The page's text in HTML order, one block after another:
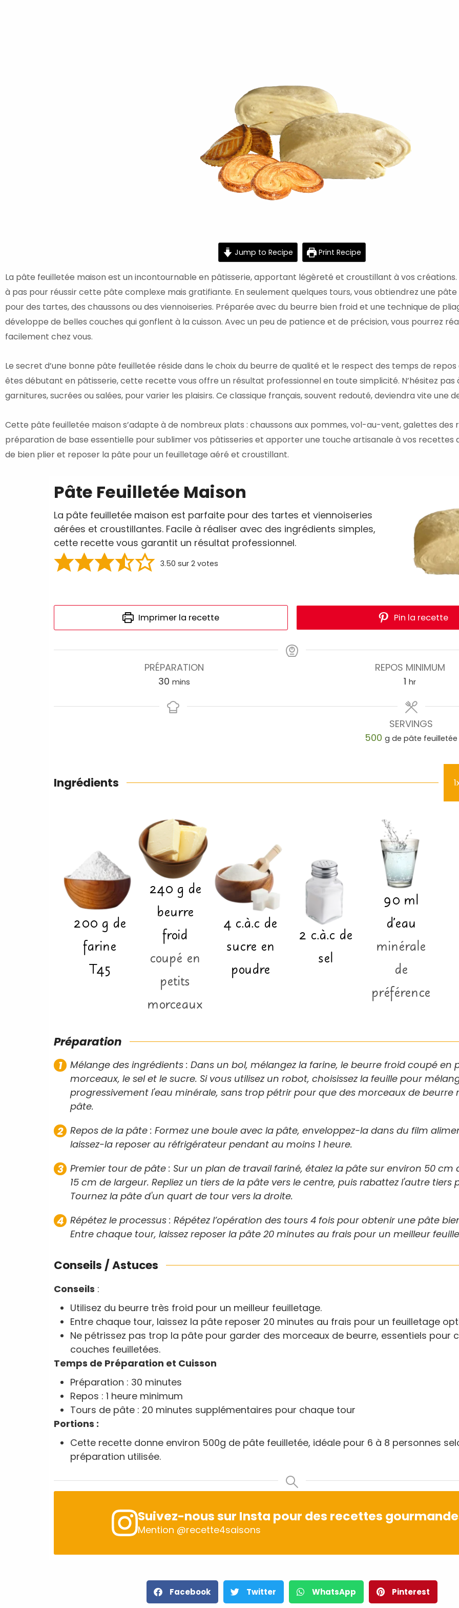
Jump to Recipe Print Recipe
La pâte feuilletée maison est un incontournable en pâtisserie, apportant légèreté et croustillant à vos
à pas pour réussir cette pâte complexe mais gratifiante. En seulement quelques tours, vous obtiendrez une
pour des tartes, des chaussons ou des viennoiseries. Préparée avec du beurre bien froid et une technique de
développe de belles couches qui gonflent à la cuisson. Avec un peu de patience et de précision, vous pourrez
facilement chez vous.
Le secret d’une bonne pâte feuilletée réside dans le choix du beurre de qualité et le respect des temps de repos
êtes débutant en pâtisserie, cette recette vous offre un résultat professionnel en toute simplicité. N’hésitez
garnitures, sucrées ou salées, pour varier les plaisirs. Ce classique français, souvent redouté, deviendra vite une
Cette pâte feuilletée maison s’adapte à de nombreux plats : chaussons aux pommes, vol-au-vent, galettes des
préparation de base essentielle pour sublimer vos pâtisseries et apporter une touche artisanale à vos recettes
de bien plier et reposer la pâte pour un feuilletage aéré et croustillant.
Pâte Feuilletée Maison
La pâte feuilletée maison est parfaite pour des tartes et viennoiseries
aérées et croustillantes. Facile à réaliser avec des ingrédients simples,
cette recette vous garantit un résultat professionnel.
3.50 sur 2votes
Imprimer la recette Pin la recette
PRÉPARATION
30 mins
REPOS MINIMUM
1 hr
SERVINGS
500 g de pâte feuilletée
Ingrédients
200 g de
farine
T45
240 g de
beurre
froid
coupé en
petits
morceaux
4 c.à.c de
sucre en
poudre
2 c.à.c de
sel
90 ml
d'eau
minérale
de
préférence
Préparation
Mélange des ingrédients : Dans un bol, mélangez la farine, le beurre froid coupé en
morceaux, le sel et le sucre. Si vous utilisez un robot, choisissez la feuille pour
progressivement l'eau minérale, sans trop pétrir pour que des morceaux de beurre
pâte.
Repos de la pâte : Formez une boule avec la pâte, enveloppez-la dans du film
laissez-la reposer au réfrigérateur pendant au moins 1 heure.
Premier tour de pâte : Sur un plan de travail fariné, étalez la pâte sur environ 50 cm
15 cm de largeur. Repliez un tiers de la pâte vers le centre, puis rabattez l'autre tiers
Tournez la pâte d'un quart de tour vers la droite.
Répétez le processus : Répétez l’opération des tours 4 fois pour obtenir une pâte
Entre chaque tour, laissez reposer la pâte 20 minutes au frais pour un meilleur
Conseils / Astuces
Conseils :
Utilisez du beurre très froid pour un meilleur feuilletage.
Entre chaque tour, laissez la pâte reposer 20 minutes au frais pour un feuilletage
Ne pétrissez pas trop la pâte pour garder des morceaux de beurre, essentiels pour
couches feuilletées.
Temps de Préparation et Cuisson
Préparation : 30 minutes
Repos : 1 heure minimum
Tours de pâte : 20 minutes supplémentaires pour chaque tour
Portions :
Cette recette donne environ 500g de pâte feuilletée, idéale pour 6 à 8 personnes
préparation utilisée.
Suivez-nous sur Insta pour des recettes
Mention @recette4saisons
Facebook Twitter WhatsApp Pinterest